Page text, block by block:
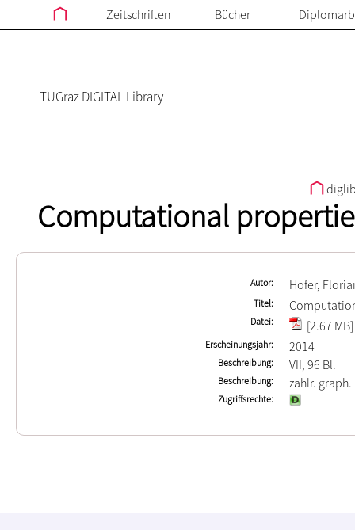
Zeitschriften Bücher
TUGraz DIGITAL Library
Computational
Autor Hofer,
Titel
Datei [2.67 MB]
Erscheinungsjahr 2014
Beschreibung VII, 96 Bl.
Beschreibung zahlr. graph.
Zugriffsrechte